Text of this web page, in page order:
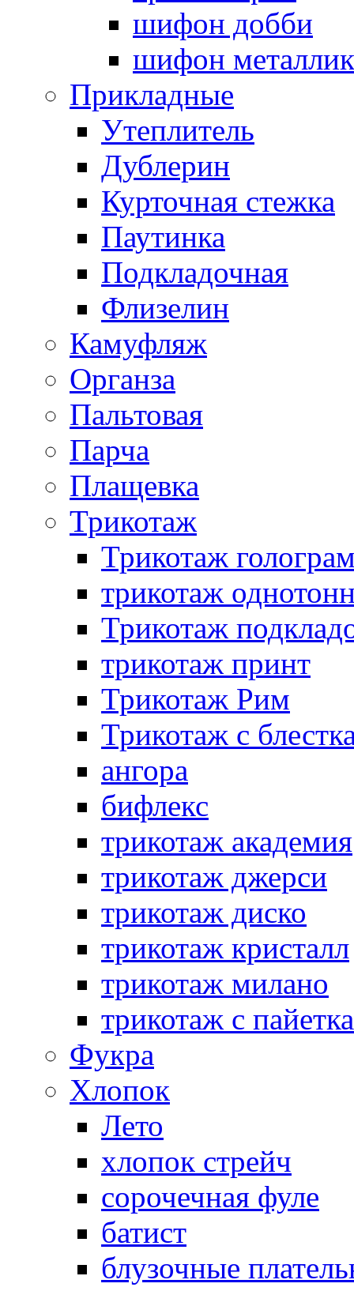
шифон добби
шифон металлик
Прикладные
Утеплитель
Дублерин
Курточная стежка
Паутинка
Подкладочная
Флизелин
Камуфляж
Органза
Пальтовая
Парча
Плащевка
Трикотаж
Трикотаж
трикотаж
Трикотаж
трикотаж принт
Трикотаж Рим
Трикотаж с
ангора
бифлекс
трикотаж академия
трикотаж джерси
трикотаж диско
трикотаж кристалл
трикотаж милано
трикотаж с
Фукра
Хлопок
Лето
хлопок стрейч
cорочечная фуле
батист
блузочные